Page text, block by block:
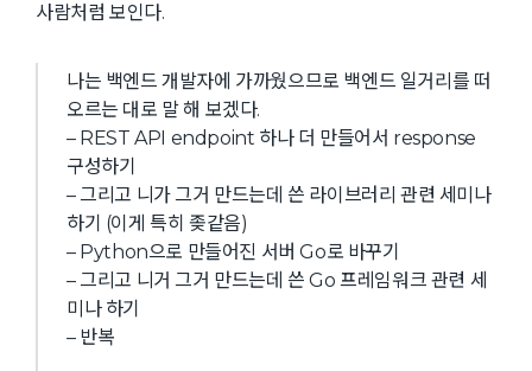
사람처럼 보인다.
나는 백엔드 개발자에 가까웠으므로 백엔드 일거리를 떠
오르는 대로 말 해 보겠다.
– REST API endpoint 하나 더 만들어서 response
구성하기
– 그리고 니가 그거 만드는데 쓴 라이브러리 관련 세미나
하기 (이게 특히 좆같음)
– Python으로 만들어진 서버 Go로 바꾸기
– 그리고 니거 그거 만드는데 쓴 Go 프레임워크 관련 세
미나 하기
– 반복